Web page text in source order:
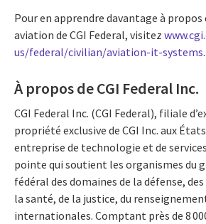
Pour en apprendre davantage à propos
aviation de CGI Federal, visitez
us/federal/civilian/aviation-it-systems.
À propos de CGI Federal Inc.
CGI Federal Inc. (CGI Federal), filiale
propriété exclusive de CGI Inc. aux
entreprise de technologie et de
pointe qui soutient les organismes du
fédéral des domaines de la défense,
la santé, de la justice, du
internationales. Comptant près de 8